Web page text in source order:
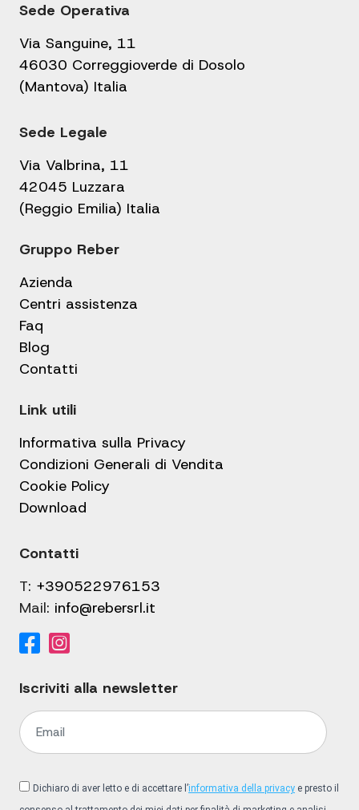
Sede Operativa
Via Sanguine, 11
46030 Correggioverde di Dosolo
(Mantova) Italia
Sede Legale
Via Valbrina, 11
42045 Luzzara
(Reggio Emilia) Italia
Gruppo Reber
Azienda
Centri assistenza
Faq
Blog
Contatti
Link utili
Informativa sulla Privacy
Condizioni Generali di Vendita
Cookie Policy
Download
Contatti
T: +390522976153
Mail: info@rebersrl.it
Iscriviti alla newsletter
Dichiaro di aver letto e di accettare l’informativa della privacy e presto il